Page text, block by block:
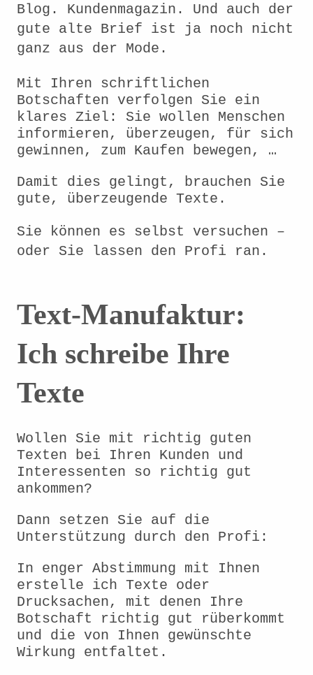
Blog. Kundenmagazin. Und auch der
gute alte Brief ist ja noch nicht
ganz aus der Mode.
Mit Ihren schriftlichen
Botschaften verfolgen Sie ein
klares Ziel: Sie wollen Menschen
informieren, überzeugen, für sich
gewinnen, zum Kaufen bewegen, …
Damit dies gelingt, brauchen Sie
gute, überzeugende Texte.
Sie können es selbst versuchen –
oder Sie lassen den Profi ran.
Text-Manufaktur:
Ich schreibe Ihre
Texte
Wollen Sie mit richtig guten
Texten bei Ihren Kunden und
Interessenten so richtig gut
ankommen?
Dann setzen Sie auf die
Unterstützung durch den Profi:
In enger Abstimmung mit Ihnen
erstelle ich Texte oder
Drucksachen, mit denen Ihre
Botschaft richtig gut rüberkommt
und die von Ihnen gewünschte
Wirkung entfaltet.